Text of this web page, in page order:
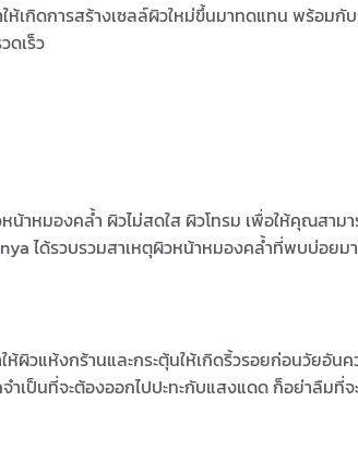
ห้เกิดการสร้างเซลล์ผิวใหม่ขึ้นมาทดแทน พร้อม
ดเร็ว
น้าหมองคล้ำ ผิวไม่สดใส ผิวโทรม เพื่อให้คุณสา
ได้รวบรวมสาเหตุผิวหน้าหมองคล้ำที่พบบ่อยมา
ห้ผิวแห้งกร้านและกระตุ้นให้เกิดริ้วรอยก่อนวัยอัน
ำเป็นที่จะต้องออกไปปะทะกับแสงแดด ก็อย่าลืมที่